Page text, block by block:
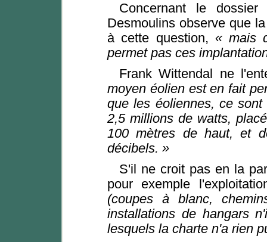
Concernant le dossier
Desmoulins observe que
à cette question, « mais
permet pas ces
Frank Wittendal ne
moyen éolien est en fait
que les éoliennes, ce
2,5 millions de watts,
100 mètres de haut, et
décibels. »
S'il ne croit pas en la
pour exemple
(coupes à blanc,
installations de hangars
lesquels la charte n'a rien